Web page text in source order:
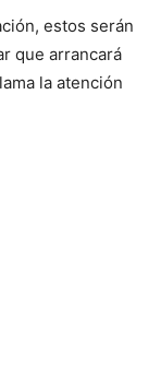
estos serán
que arrancará
la atención